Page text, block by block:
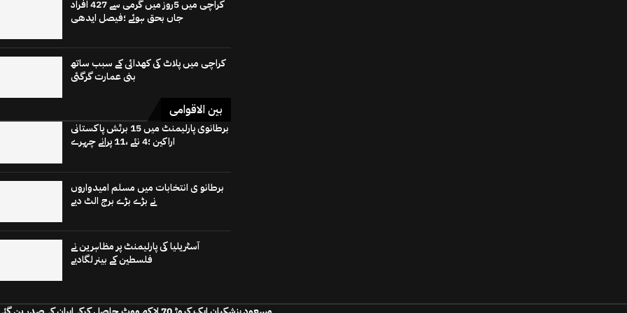
کراچی میں 5روز میں گرمی سے 427 افراد
جاں بحق ہوئے ؛فیصل ایدھی
کراچی میں پلاٹ کی کھدائی کے سبب ساتھ
بنی عمارت گرگئی
بین الاقوامی
برطانوی پارلیمنٹ میں 15 برٹش پاکستانی
اراکین ؛4 نئے ،11 پرانے چہرے
برطانو ی انتخابات میں مسلم امیدواروں
نے بڑے بڑے برج الٹ دیے
آسٹریلیا کی پارلیمنٹ پر مظاہرین نے
فلسطین کے بینر لگادیے